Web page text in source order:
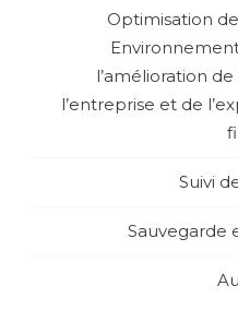
Optimisation
l’amélioration
l’entreprise et de
Suivi
Sauvegarde